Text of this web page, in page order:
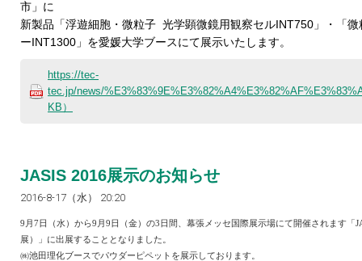
市」に
新製品 「浮遊細胞・微粒子 光学顕微鏡用観察セルINT750 」・
「
ーINT1300 」 を愛媛大学ブースにて展示いたします。
https://tec-
tec.jp/news/
KB）
JASIS 2016展示のお知らせ
2016-8-17（水） 20:20
9 月7日（水）から9 月9日（金）の3日間、幕張メッセ国際展示場にて開催されます「
展）」に出展することとなりました。
㈱池田理化ブースでパウダーピペットを展示しております。